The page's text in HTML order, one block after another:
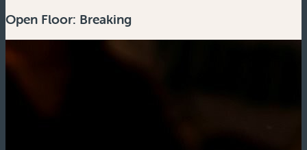
Open Floor: Breaking